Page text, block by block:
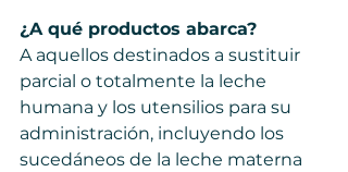
¿A qué productos abarca?
A aquellos destinados a sustituir
parcial o totalmente la leche
humana y los utensilios para su
administración, incluyendo los
sucedáneos de la leche materna